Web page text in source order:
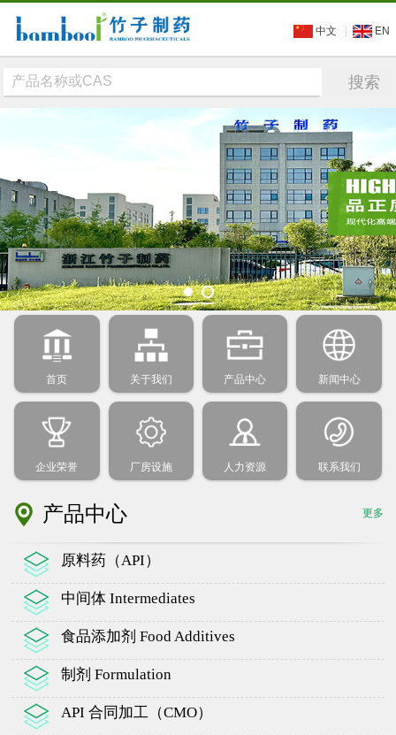
中文 EN
首页 关于我们 产品中心 新闻中心
企业荣誉 厂房设施 人力资源 联系我们
产品中心 更多
原料药（API）
中间体 Intermediates
食品添加剂 Food Additives
制剂 Formulation
API 合同加工（CMO）